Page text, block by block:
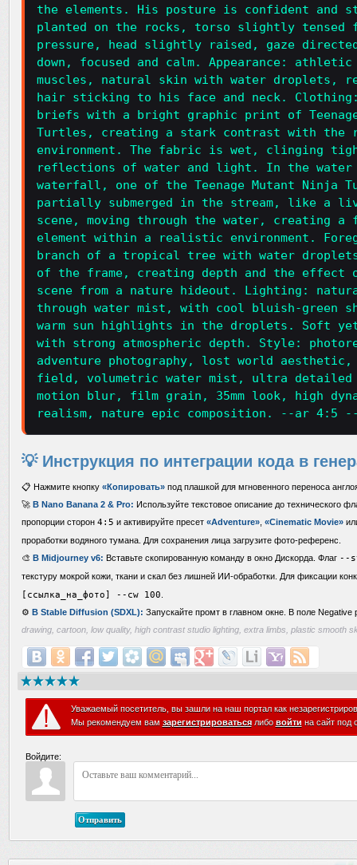
the elements. His posture is confident and
planted on the rocks, torso slightly tensed
pressure, head slightly raised, gaze
down, focused and calm. Appearance:
muscles, natural skin with water droplets,
hair sticking to his face and neck.
briefs with a bright graphic print of
Turtles, creating a stark contrast with the
environment. The fabric is wet, clinging
reflections of water and light. In the water
waterfall, one of the Teenage Mutant
partially submerged in the stream, like a
scene, moving through the water, creating a
element within a realistic environment.
branch of a tropical tree with water
of the frame, creating depth and the effect
scene from a nature hideout. Lighting:
through water mist, with cool bluish-green
warm sun highlights in the droplets. Soft
with strong atmospheric depth. Style:
adventure photography, lost world
field, volumetric water mist, ultra
motion blur, film grain, 35mm look, high
realism, nature epic composition. --ar 4:5
💡 Инструкция по интеграции кода в
📋 Нажмите кнопку «Копировать» под плашкой для мгновенного переноса
🚀 В Nano Banana 2 & Pro: Используйте текстовое описание до технического
пропорции сторон 4:5 и активируйте пресет «Adventure» «Cinematic Movie»
проработки водяного тумана. Для сохранения лица загрузите фото-референс.
🎨 В Midjourney v6: Вставьте скопированную команду в окно Дискорда. Флаг --
текстуру мокрой кожи, ткани и скал без лишней ИИ-обработки. Для фиксации
[ссылка_на_фото] --cw 100
⚙️ В Stable Diffusion (SDXL): Запускайте промт в главном окне. В поле
drawing, cartoon, low quality, high contrast studio lighting, extra limbs, plastic smooth
Уважаемый посетитель, вы зашли на наш портал как
Мы рекомендуем вам зарегистрироватьсялибо войти на сайт под
Войдите:
Отправить